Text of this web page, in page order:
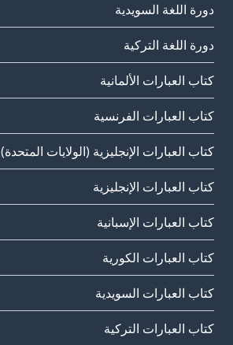
دورة اللغة السويدية
دورة اللغة التركية
كتاب العبارات الألمانية
كتاب العبارات الفرنسية
كتاب العبارات الإنجليزية (الولايات المتحدة)
كتاب العبارات الإنجليزية
كتاب العبارات الإسبانية
كتاب العبارات الكورية
كتاب العبارات السويدية
كتاب العبارات التركية